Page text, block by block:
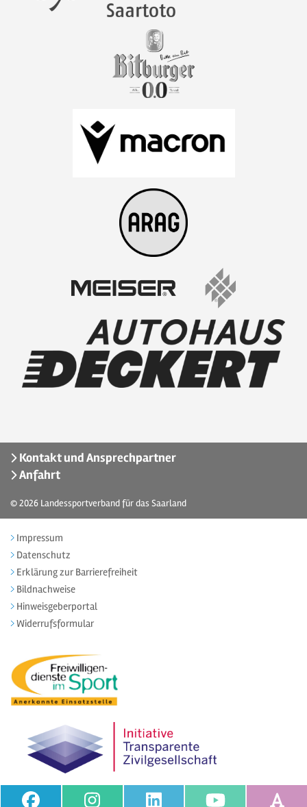
Kontakt und Ansprechpartner
Anfahrt
© 2026 Landessportverband für das Saarland
Impressum
Datenschutz
Erklärung zur Barrierefreiheit
Bildnachweise
Hinweisgeberportal
Widerrufsformular